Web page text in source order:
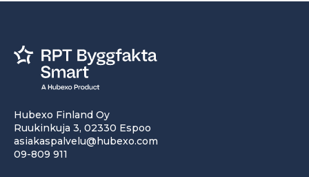
Hubexo Finland Oy
Ruukinkuja 3, 02330 Espoo
asiakaspalvelu@hubexo.com
09-809 911